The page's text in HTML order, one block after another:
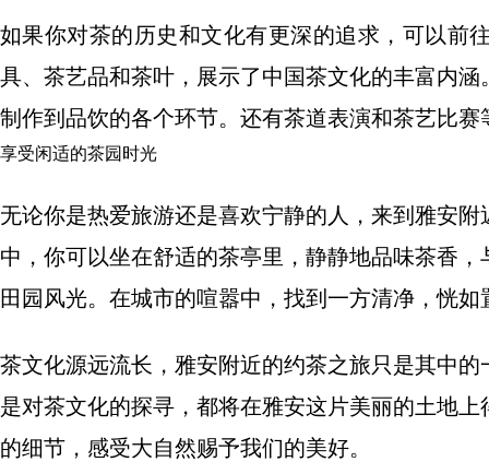
如果你对茶的历史和文化有更深的追求，可以前
具、茶艺品和茶叶，展示了中国茶文化的丰富内
制作到品饮的各个环节。还有茶道表演和茶艺比
享受闲适的茶园时光
无论你是热爱旅游还是喜欢宁静的人，来到雅安
中，你可以坐在舒适的茶亭里，静静地品味茶香
田园风光。在城市的喧嚣中，找到一方清净，恍如
茶文化源远流长，雅安附近的约茶之旅只是其中
是对茶文化的探寻，都将在雅安这片美丽的土地
的细节，感受大自然赐予我们的美好。